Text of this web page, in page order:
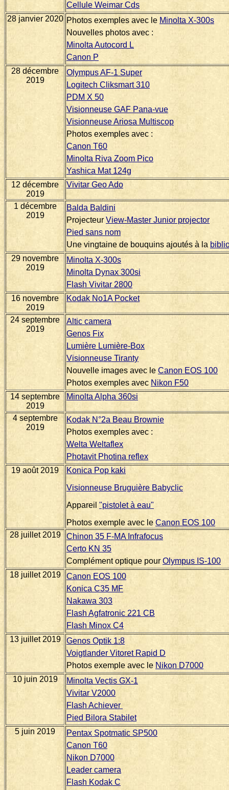
Cellule Weimar Cds
28 janvier 2020 Photos exemples avec le Minolta X-300s
Nouvelles photos avec :
Minolta Autocord L
Canon P
28 décembre
2019
Olympus AF-1 Super
Logitech Cliksmart 310
PDM X 50
Visionneuse GAF Pana-vue
Visionneuse Ariosa Multiscop
Photos exemples avec :
Canon T60
Minolta Riva Zoom Pico
Yashica Mat 124g
12 décembre
2019
Vivitar Geo Ado
1 décembre
2019
Balda Baldini
Projecteur View-Master Junior projector
Pied sans nom
Une vingtaine de bouquins ajoutés à la
29 novembre
2019
Minolta X-300s
Minolta Dynax 300si
Flash Vivitar 2800
16 novembre
2019
Kodak No1A Pocket
24 septembre
2019
Altic camera
Genos Fix
Lumière Lumière-Box
Visionneuse Tiranty
Nouvelle images avec le Canon EOS 100
Photos exemples avec Nikon F50
14 septembre
2019
Minolta Alpha 360si
4 septembre
2019
Kodak N°2a Beau Brownie
Photos exemples avec :
Welta Weltaflex
Photavit Photina reflex
19 août 2019
Konica Pop kaki
Visionneuse Bruguière Babyclic
Appareil "pistolet à eau"
Photos exemple avec le Canon EOS 100
28 juillet 2019
Chinon 35 F-MA Infrafocus
Certo KN 35
Complément optique pour Olympus IS-100
18 juillet 2019
Canon EOS 100
Konica C35 MF
Nakawa 303
Flash Agfatronic 221 CB
Flash Minox C4
13 juillet 2019
Genos Optik 1:8
Voigtlander Vitoret Rapid D
Photos exemple avec le Nikon D7000
10 juin 2019
Minolta Vectis GX-1
Vivitar V2000
Flash Achiever
Pied Bilora Stabilet
5 juin 2019
Pentax Spotmatic SP500
Canon T60
Nikon D7000
Leader camera
Flash Kodak C